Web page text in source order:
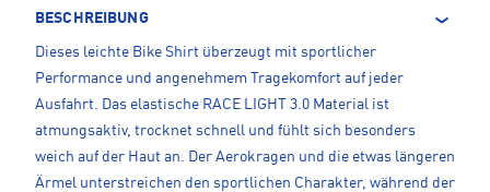
BESCHREIBUNG
Dieses leichte Bike Shirt überzeugt mit sportlicher
Performance und angenehmem Tragekomfort auf jeder
Ausfahrt. Das elastische RACE LIGHT 3.0 Material ist
atmungsaktiv, trocknet schnell und fühlt sich besonders
weich auf der Haut an. Der Aerokragen und die etwas längeren
Ärmel unterstreichen den sportlichen Charakter, während der